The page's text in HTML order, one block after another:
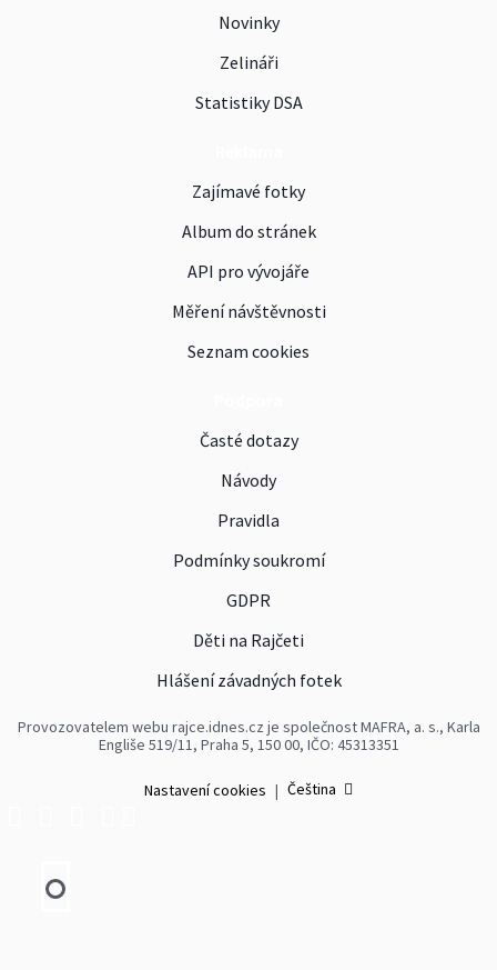
Novinky
Zelináři
Statistiky DSA
Zajímavé fotky
Album do stránek
API pro vývojáře
Měření návštěvnosti
Seznam cookies
Časté dotazy
Návody
Pravidla
Podmínky soukromí
GDPR
Děti na Rajčeti
Hlášení závadných fotek
Provozovatelem webu rajce.idnes.cz je společnost MAFRA, a. s., Karla
Engliše 519/11, Praha 5, 150 00, IČO: 45313351
Nastavení cookies | Čeština